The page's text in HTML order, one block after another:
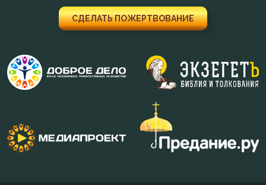
СДЕЛАТЬ ПОЖЕРТВОВАНИЕ